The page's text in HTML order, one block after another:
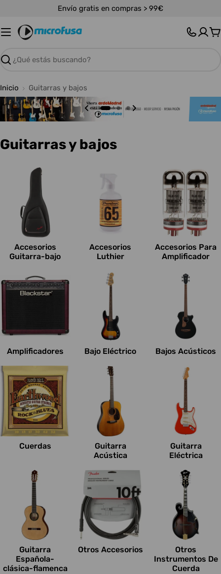
contenido
Envío gratis en compras > 99€
Buscar
Inicio Guitarras y bajos
C
e
s
:
Guitarras y bajos
Accesorios
Guitarra-bajo
Accesorios
Luthier
Accesorios Para
Amplificador
Amplificadores Bajo Eléctrico Bajos Acústicos
Cuerdas
Guitarra
Acústica
Guitarra
Eléctrica
Guitarra
Española-
clásica-flamenca
Otros Accesorios
Otros
Instrumentos De
Cuerda